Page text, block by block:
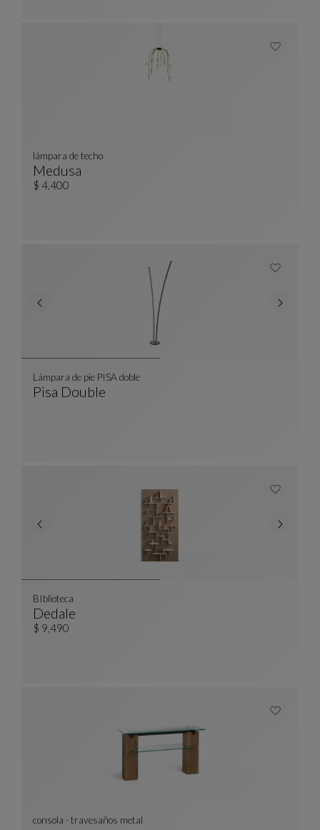
Medusa
Lámpara De Techo
Ver Descripción Completa
lámpara de techo
$ 4,400
Pisa Double
Lámpara de pie PISA doble
Dedale
BIblioteca
Ver Descripción Completa
BIblioteca
$ 9,490
consola - travesaños metal